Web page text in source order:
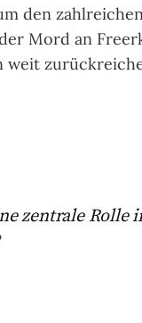
den
Mord an
weit
zentrale